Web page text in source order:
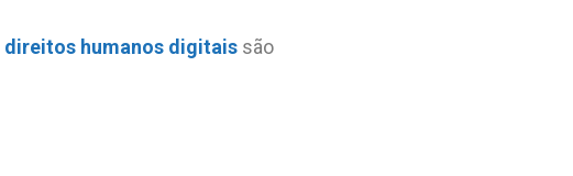
direitos humanos digitais são